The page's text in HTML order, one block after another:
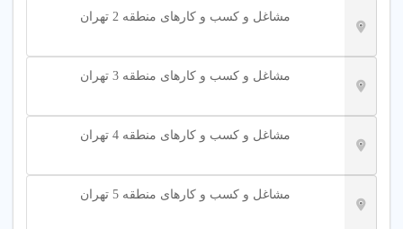
مشاغل و کسب و کارهای منطقه 2 تهران
مشاغل و کسب و کارهای منطقه 3 تهران
مشاغل و کسب و کارهای منطقه 4 تهران
مشاغل و کسب و کارهای منطقه 5 تهران